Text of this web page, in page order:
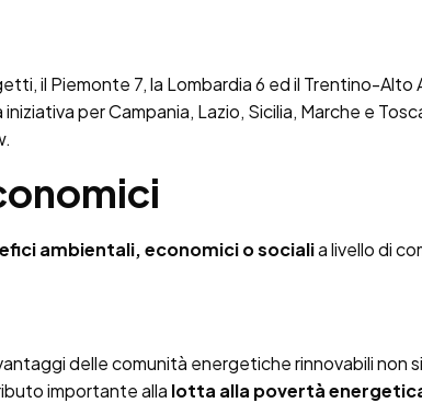
il Piemonte 7, la Lombardia 6 ed il Trentino-
per Campania, Lazio, Sicilia, Marche e
ambientali, economici o socialia livello di
delle comunità energetiche rinnovabili non
importante alla lotta alla povertà